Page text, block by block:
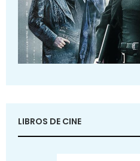
LIBROS DE CINE